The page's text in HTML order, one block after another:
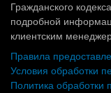
Гражданского
подробной
клиентским
Правила
Условия обработки
Политика